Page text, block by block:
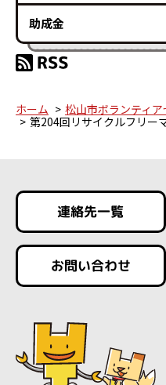
助成金
ホーム 松山市ボランティア
第204回リサイクルフリー
連絡先一覧
お問い合わせ